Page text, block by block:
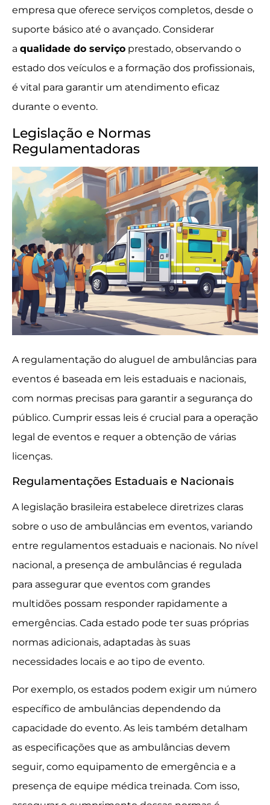
empresa que oferece serviços completos, desde o
suporte básico até o avançado. Considerar
a qualidade do serviço prestado, observando o
estado dos veículos e a formação dos profissionais,
é vital para garantir um atendimento eficaz
durante o evento.
Legislação e Normas
Regulamentadoras
A regulamentação do aluguel de ambulâncias para
eventos é baseada em leis estaduais e nacionais,
com normas precisas para garantir a segurança do
público. Cumprir essas leis é crucial para a operação
legal de eventos e requer a obtenção de várias
licenças.
Regulamentações Estaduais e Nacionais
A legislação brasileira estabelece diretrizes claras
sobre o uso de ambulâncias em eventos, variando
entre regulamentos estaduais e nacionais. No nível
nacional, a presença de ambulâncias é regulada
para assegurar que eventos com grandes
multidões possam responder rapidamente a
emergências. Cada estado pode ter suas próprias
normas adicionais, adaptadas às suas
necessidades locais e ao tipo de evento.
Por exemplo, os estados podem exigir um número
específico de ambulâncias dependendo da
capacidade do evento. As leis também detalham
as especificações que as ambulâncias devem
seguir, como equipamento de emergência e a
presença de equipe médica treinada. Com isso,